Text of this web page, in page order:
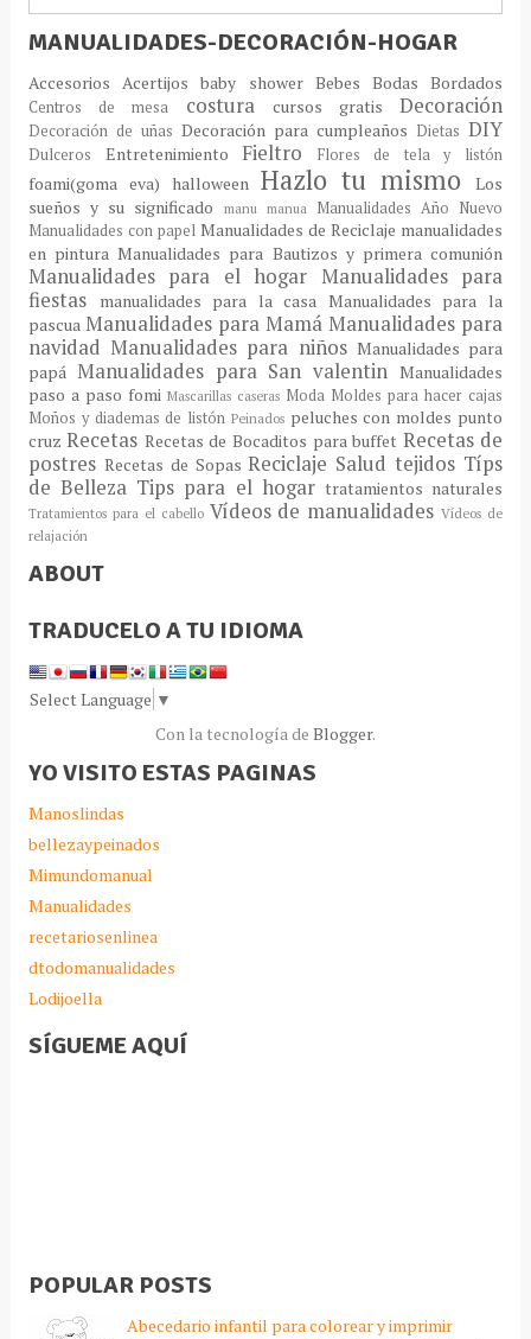
MANUALIDADES-DECORACIÓN-HOGAR
AccesoriosAcertijosbaby shower Bebes BodasBordados
Centros de mesa costura cursos gratisDecoración
Decoración de uñas Decoración para cumpleaños DietasDIY
Dulceros Entretenimiento Fieltro Flores de tela y listón
foami(goma eva) halloween Hazlo tu mismoLos
sueños y su significado
manu manua Manualidades Año Nuevo
Manualidades con papel Manualidades de Reciclaje manualidades
en pinturaManualidades para Bautizos y primera comunión
Manualidades para el hogar Manualidades para
fiestas
manualidades para la casa Manualidades para la
pascua Manualidades para MamáManualidades para
navidadManualidades para niños Manualidades para
papá Manualidades para San valentinManualidades
paso a paso fomi Mascarillas caseras Moda Moldes para hacer cajas
Moños y diademas de listón Peinados peluches con moldes punto
cruzRecetas Recetas de Bocaditos para buffet Recetas de
postres Recetas de SopasReciclaje Saludtejidos Típs
de Belleza Tips para el hogar tratamientos naturales
Tratamientos para el cabello Vídeos de manualidadesVídeos de
relajación
ABOUT
TRADUCELO A TU IDIOMA
Select Language ▼
Con la tecnología de Blogger.
YO VISITO ESTAS PAGINAS
Manoslindas
bellezaypeinados
Mimundomanual
Manualidades
recetariosenlinea
dtodomanualidades
Lodijoella
SÍGUEME AQUÍ
POPULAR POSTS
Abecedario infantil para colorear y imprimir